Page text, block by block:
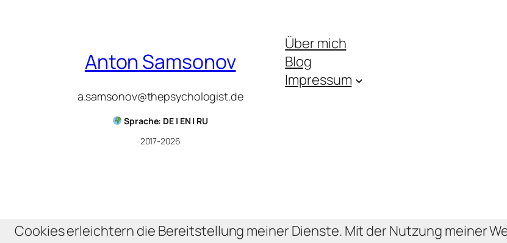
Anton Samsonov
a.samsonov@thepsychologist.de
Sprache: DE | EN | RU
2017-2026
Über mich
Blog
Impressum
Cookies erleichtern die Bereitstellung meiner Dienste. Mit der Nutzung meiner